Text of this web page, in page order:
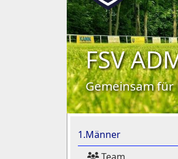
FSV
Gemeinsam
1.Männer